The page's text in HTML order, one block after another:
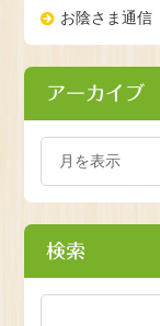
お陰さま通信
アーカイブ
検索